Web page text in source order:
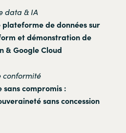
data & IA
de données sur
et démonstration de
& Google Cloud
conformité
sans compromis :
sans concession